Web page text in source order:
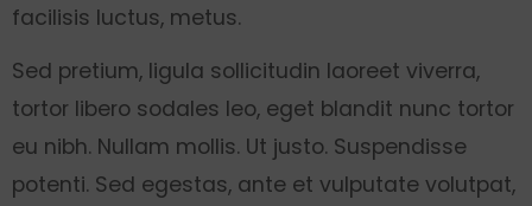
facilisis luctus, metus.
Sed pretium, ligula sollicitudin laoreet viverra,
tortor libero sodales leo, eget blandit nunc tortor
eu nibh. Nullam mollis. Ut justo. Suspendisse
potenti. Sed egestas, ante et vulputate volutpat,